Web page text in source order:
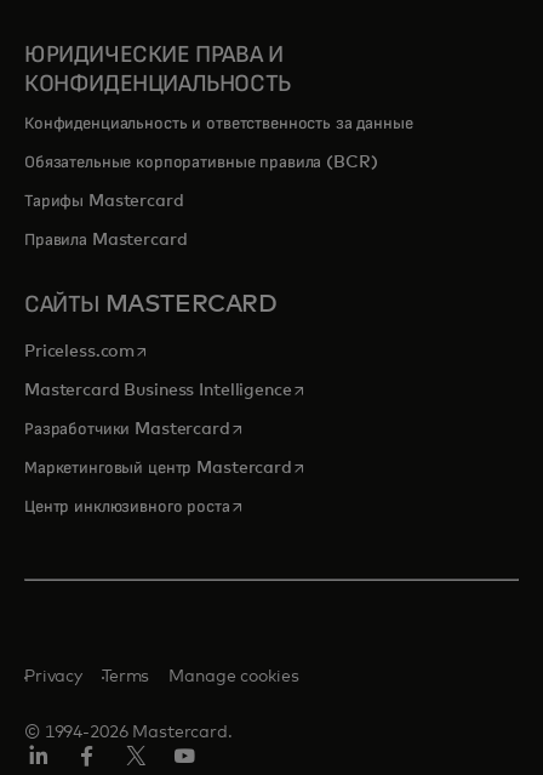
ЮРИДИЧЕСКИЕ ПРАВА И
КОНФИДЕНЦИАЛЬНОСТЬ
Конфиденциальность и ответственность за данные
Обязательные корпоративные правила (BCR)
Тарифы Mastercard
Правила Mastercard
САЙТЫ MASTERCARD
Priceless.com opens in a new tab
Mastercard Business Intelligenceopens in a new tab
Разработчики Mastercardopens in a new tab
Маркетинговый центр Mastercardopens in a new tab
Центр инклюзивного ростаopens in a new tab
© 1994-2026 Mastercard.
Privacy Terms Manage cookies